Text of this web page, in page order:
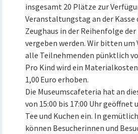
insgesamt 20 Plätze zur
Veranstaltungstag an der Kasse
Zeughaus in der Reihenfolge
vergeben werden. Wir bitten um
alle Teilnehmenden pünktlich
Pro Kind wird ein
1,00 Euro erhoben.
Die Museumscafeteria hat an
von 15:00 bis 17:00 Uhr geöffnet
Tee und Kuchen ein. In
können Besucherinnen und